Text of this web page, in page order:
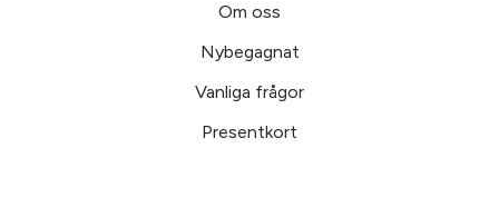
Om oss
Nybegagnat
Vanliga frågor
Presentkort